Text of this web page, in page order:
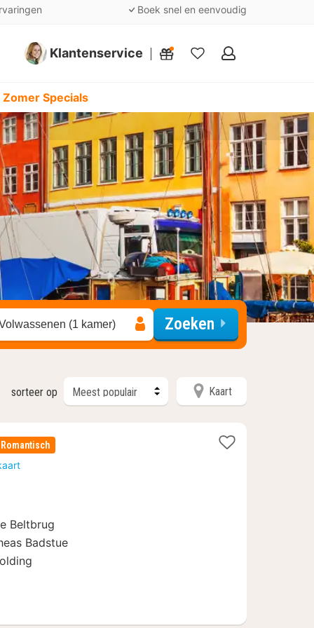
Boek snel en eenvoudig
Klantenservice
Mijn
Specials
(1 kamer) Zoeken
sorteer op Kaart
Romantisch
Beltbrug
Badstue